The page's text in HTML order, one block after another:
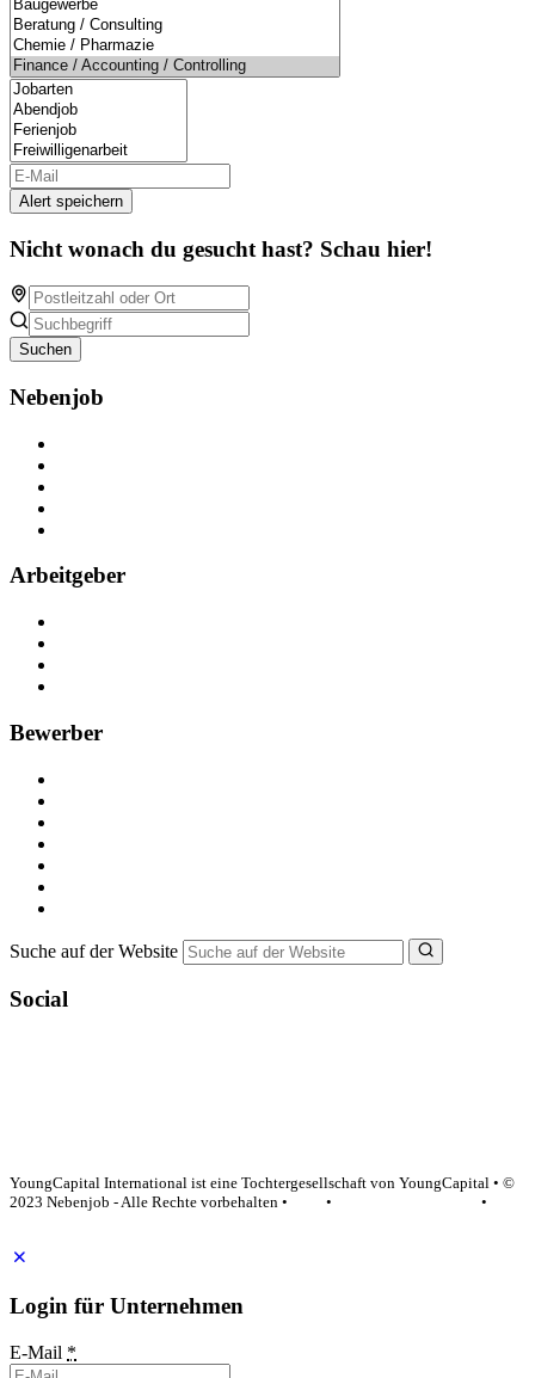
Alert speichern
Nicht wonach du gesucht hast? Schau hier!
Suchen
Nebenjob
Arbeitgeber
Bewerber
Suche auf der Website
Social
YoungCapital International ist eine Tochtergesellschaft von YoungCapital • ©
2023 Nebenjob - Alle Rechte vorbehalten •
•
•
Login für Unternehmen
E-Mail *